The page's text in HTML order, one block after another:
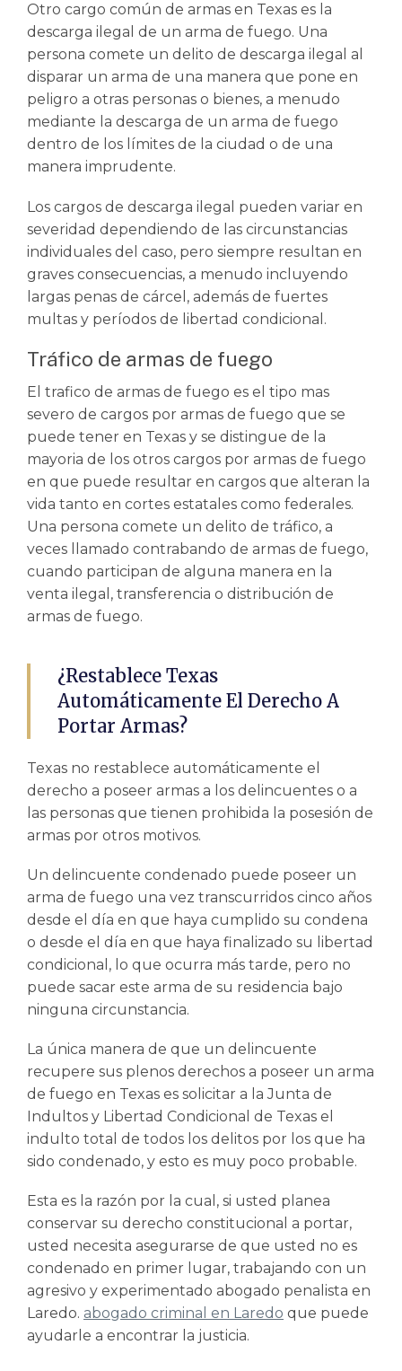
Otro cargo común de armas en Texas es la
descarga ilegal de un arma de fuego. Una
persona comete un delito de descarga ilegal al
disparar un arma de una manera que pone en
peligro a otras personas o bienes, a menudo
mediante la descarga de un arma de fuego
dentro de los límites de la ciudad o de una
manera imprudente.
Los cargos de descarga ilegal pueden variar en
severidad dependiendo de las circunstancias
individuales del caso, pero siempre resultan en
graves consecuencias, a menudo incluyendo
largas penas de cárcel, además de fuertes
multas y períodos de libertad condicional.
Tráfico de armas de fuego
El trafico de armas de fuego es el tipo mas
severo de cargos por armas de fuego que se
puede tener en Texas y se distingue de la
mayoria de los otros cargos por armas de fuego
en que puede resultar en cargos que alteran la
vida tanto en cortes estatales como federales.
Una persona comete un delito de tráfico, a
veces llamado contrabando de armas de fuego,
cuando participan de alguna manera en la
venta ilegal, transferencia o distribución de
armas de fuego.
¿Restablece Texas
Automáticamente El Derecho A
Portar Armas?
Texas no restablece automáticamente el
derecho a poseer armas a los delincuentes o a
las personas que tienen prohibida la posesión de
armas por otros motivos.
Un delincuente condenado puede poseer un
arma de fuego una vez transcurridos cinco años
desde el día en que haya cumplido su condena
o desde el día en que haya finalizado su libertad
condicional, lo que ocurra más tarde, pero no
puede sacar este arma de su residencia bajo
ninguna circunstancia.
La única manera de que un delincuente
recupere sus plenos derechos a poseer un arma
de fuego en Texas es solicitar a la Junta de
Indultos y Libertad Condicional de Texas el
indulto total de todos los delitos por los que ha
sido condenado, y esto es muy poco probable.
Esta es la razón por la cual, si usted planea
conservar su derecho constitucional a portar,
usted necesita asegurarse de que usted no es
condenado en primer lugar, trabajando con un
agresivo y experimentado abogado penalista en
Laredo. abogado criminal en Laredo que puede
ayudarle a encontrar la justicia.